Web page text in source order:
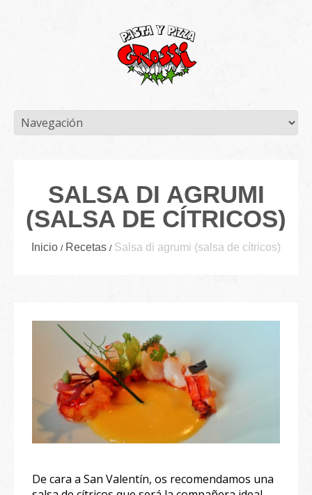
SALSA DI AGRUMI
(SALSA DE CÍTRICOS)
Inicio Recetas Salsa di agrumi (salsa de cítricos)
De cara a San Valentín, os recomendamos una